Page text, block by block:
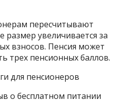
пересчитывают
размер увеличивается за
взносов. Пенсия может
трех пенсионных баллов.
для пенсионеров
о бесплатном питании